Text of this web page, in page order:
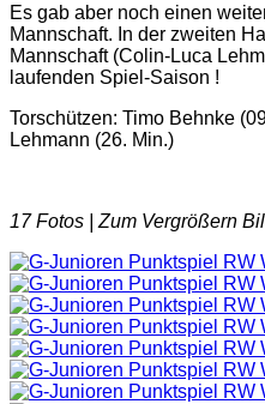
Es gab aber noch einen
Mannschaft. In der zweiten
Mannschaft (Colin-Luca
laufenden Spiel-Saison !
Torschützen: Timo Behnke
Lehmann (26. Min.)
17 Fotos | Zum Vergrößern